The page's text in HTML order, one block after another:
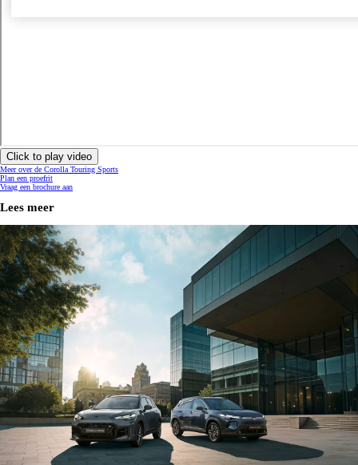
Click to play video
Meer over de Corolla Touring Sports
Plan een proefrit
Vraag een brochure aan
Lees meer